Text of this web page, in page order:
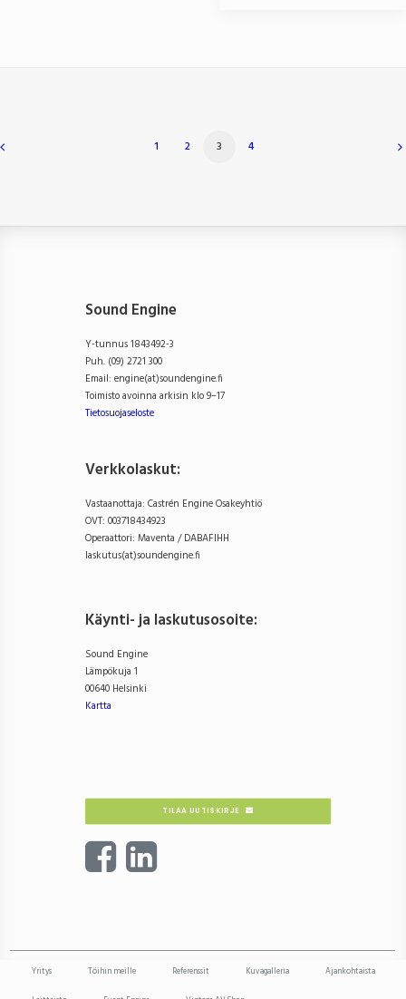
1 2 3 4
Sound Engine
Y-tunnus 1843492-3
Puh. (09) 2721 300
Email: engine(at)soundengine.fi
Toimisto avoinna arkisin klo 9–17
Tietosuojaseloste
Verkkolaskut:
Vastaanottaja: Castrén Engine Osakeyhtiö
OVT: 003718434923
Operaattori: Maventa / DABAFIHH
laskutus(at)soundengine.fi
Käynti- ja laskutusosoite:
Sound Engine
Lämpökuja 1
00640 Helsinki
Kartta
TILAA UUTISKIRJE
Yritys Töihin meille Referenssit Kuvagalleria Ajankohtaista